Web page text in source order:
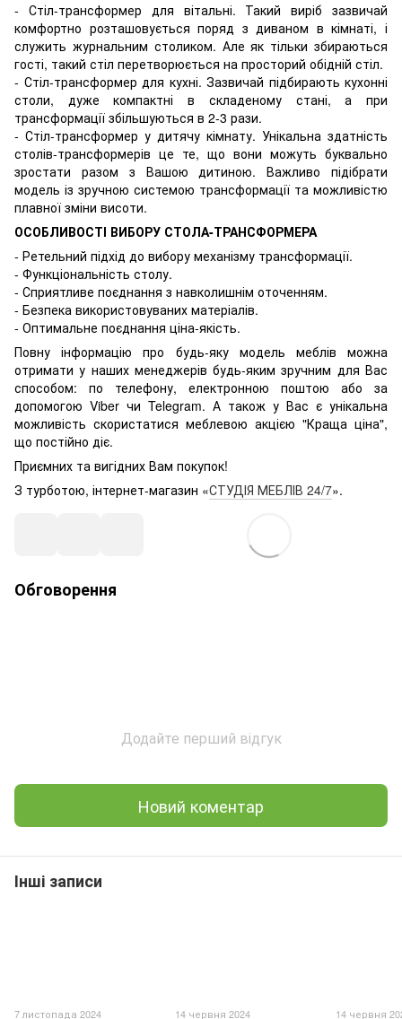
- Стіл-трансформер для вітальні. Такий виріб зазвичай
комфортно розташовується поряд з диваном в кімнаті, і
служить журнальним столиком. Але як тільки збираються
гості, такий стіл перетворюється на просторий обідній стіл.
- Стіл-трансформер для кухні. Зазвичай підбирають кухонні
столи, дуже компактні в складеному стані, а при
трансформації збільшуються в 2-3 рази.
- Стіл-трансформер у дитячу кімнату. Унікальна здатність
столів-трансформерів це те, що вони можуть буквально
зростати разом з Вашою дитиною. Важливо підібрати
модель із зручною системою трансформації та можливістю
плавної зміни висоти.
ОСОБЛИВОСТІ ВИБОРУ СТОЛА-ТРАНСФОРМЕРА
- Ретельний підхід до вибору механізму трансформації.
- Функціональність столу.
- Сприятливе поєднання з навколишнім оточенням.
- Безпека використовуваних матеріалів.
- Оптимальне поєднання ціна-якість.
Повну інформацію про будь-яку модель меблів можна
отримати у наших менеджерів будь-яким зручним для Вас
способом: по телефону, електронною поштою або за
допомогою Viber чи Telegram. А також у Вас є унікальна
можливість скористатися меблевою акцією "Краща ціна",
що постійно діє.
Приємних та вигідних Вам покупок!
З турботою, інтернет-магазин «СТУДІЯ МЕБЛІВ 24/7».
Обговорення
Додайте перший відгук
Новий коментар
Інші записи
7 листопада 2024 14 червня 2024 14 червня